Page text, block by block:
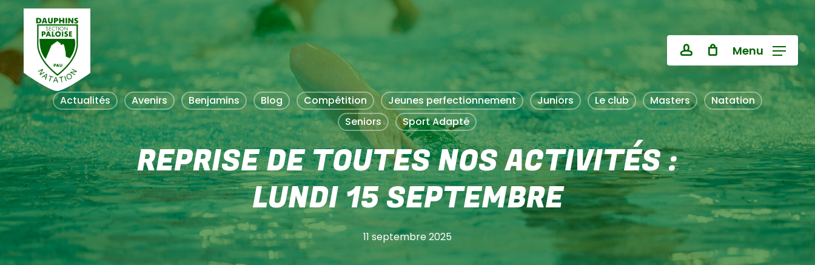
to
main
content
account Menu
PANIER Close
Cart
Actualités Avenirs Benjamins Blog Compétition Jeunes perfectionnement Juniors Le club Masters
Natation
Seniors
Sport Adapté
REPRISE DE TOUTES NOS ACTIVITÉS :
LUNDI 15 SEPTEMBRE
11 septembre 2025